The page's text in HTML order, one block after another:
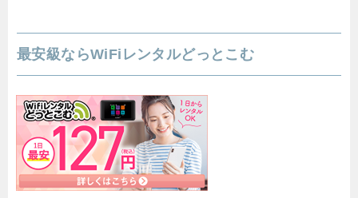
最安級ならWiFiレンタルどっとこむ